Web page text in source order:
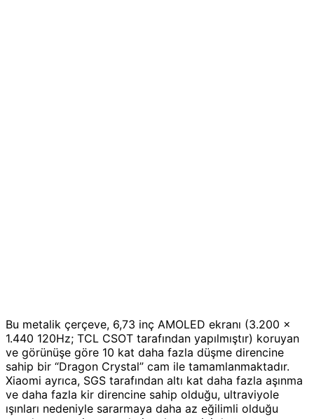
Bu metalik çerçeve, 6,73 inç AMOLED ekranı (3.200 x
1.440 120Hz; TCL CSOT tarafından yapılmıştır) koruyan
ve görünüşe göre 10 kat daha fazla düşme direncine
sahip bir “Dragon Crystal” cam ile tamamlanmaktadır.
Xiaomi ayrıca, SGS tarafından altı kat daha fazla aşınma
ve daha fazla kir direncine sahip olduğu, ultraviyole
ışınları nedeniyle sararmaya daha az eğilimli olduğu